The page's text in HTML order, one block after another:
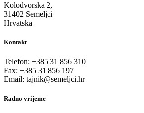
Kolodvorska 2,
31402 Semeljci
Hrvatska
Kontakt
Telefon: +385 31 856 310
Fax: +385 31 856 197
Email: tajnik@semeljci.hr
Radno vrijeme